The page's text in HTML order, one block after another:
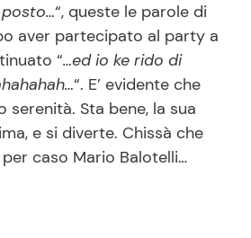
“, queste le parole di
aver partecipato al party a
“…ed io ke rido di
“. E’ evidente che
serenità. Sta bene, la sua
e si diverte. Chissà che
caso Mario Balotelli…